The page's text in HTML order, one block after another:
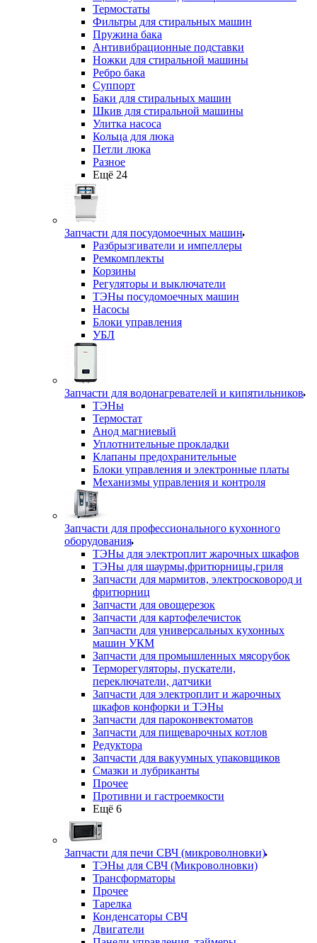
Термостаты
Фильтры для стиральных машин
Пружина бака
Антивибрационные подставки
Ножки для стиральной машины
Ребро бака
Суппорт
Баки для стиральных машин
Шкив для стиральной машины
Улитка насоса
Кольца для люка
Петли люка
Разное
Ещё 24
Запчасти для посудомоечных машин
Разбрызгиватели и импеллеры
Ремкомплекты
Корзины
Регуляторы и выключатели
ТЭНы посудомоечных машин
Насосы
Блоки управления
УБЛ
Запчасти для водонагревателей и кипятильников
ТЭНы
Термостат
Анод магниевый
Уплотнительные прокладки
Клапаны предохранительные
Блоки управления и электронные платы
Механизмы управления и контроля
Запчасти для профессионального кухонного
оборудования
ТЭНы для электроплит жарочных шкафов
ТЭНы для шаурмы,фритюрницы,гриля
Запчасти для мармитов, электросковород и
фритюрниц
Запчасти для овощерезок
Запчасти для картофелечисток
Запчасти для универсальных кухонных
машин УКМ
Запчасти для промышленных мясорубок
Терморегуляторы, пускатели,
переключатели, датчики
Запчасти для электроплит и жарочных
шкафов конфорки и ТЭНы
Запчасти для пароконвектоматов
Запчасти для пищеварочных котлов
Редуктора
Запчасти для вакуумных упаковщиков
Смазки и лубриканты
Прочее
Противни и гастроемкости
Ещё 6
Запчасти для печи СВЧ (микроволновки)
ТЭНы для СВЧ (Микроволновки)
Трансформаторы
Прочее
Тарелка
Конденсаторы СВЧ
Двигатели